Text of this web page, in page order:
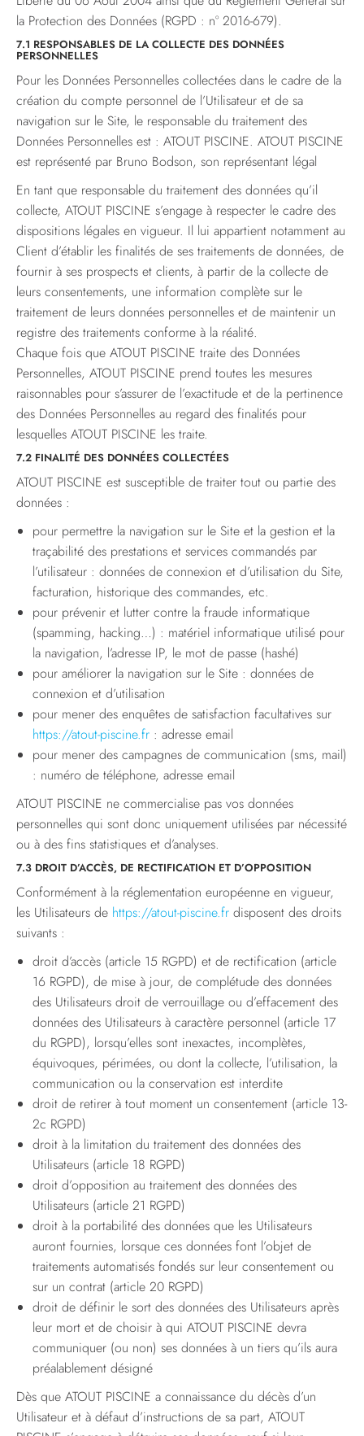
la Protection des Données (RGPD : n° 2016-679).
7.1 RESPONSABLES DE LA COLLECTE DES DONNÉES
PERSONNELLES
Pour les Données Personnelles collectées dans le cadre de la
création du compte personnel de l’Utilisateur et de sa
navigation sur le Site, le responsable du traitement des
Données Personnelles est : ATOUT PISCINE. ATOUT PISCINE
est représenté par Bruno Bodson, son représentant légal
En tant que responsable du traitement des données qu’il
collecte, ATOUT PISCINE s’engage à respecter le cadre des
dispositions légales en vigueur. Il lui appartient notamment au
Client d’établir les finalités de ses traitements de données, de
fournir à ses prospects et clients, à partir de la collecte de
leurs consentements, une information complète sur le
traitement de leurs données personnelles et de maintenir un
registre des traitements conforme à la réalité.
Chaque fois que ATOUT PISCINE traite des Données
Personnelles, ATOUT PISCINE prend toutes les mesures
raisonnables pour s’assurer de l’exactitude et de la pertinence
des Données Personnelles au regard des finalités pour
lesquelles ATOUT PISCINE les traite.
7.2 FINALITÉ DES DONNÉES COLLECTÉES
ATOUT PISCINE est susceptible de traiter tout ou partie des
données :
pour permettre la navigation sur le Site et la gestion et la
traçabilité des prestations et services commandés par
l’utilisateur : données de connexion et d’utilisation du Site,
facturation, historique des commandes, etc.
pour prévenir et lutter contre la fraude informatique
(spamming, hacking…) : matériel informatique utilisé pour
la navigation, l’adresse IP, le mot de passe (hashé)
pour améliorer la navigation sur le Site : données de
connexion et d’utilisation
pour mener des enquêtes de satisfaction facultatives sur
https://atout-piscine.fr : adresse email
pour mener des campagnes de communication (sms, mail)
: numéro de téléphone, adresse email
ATOUT PISCINE ne commercialise pas vos données
personnelles qui sont donc uniquement utilisées par nécessité
ou à des fins statistiques et d’analyses.
7.3 DROIT D’ACCÈS, DE RECTIFICATION ET D’OPPOSITION
Conformément à la réglementation européenne en vigueur,
les Utilisateurs de https://atout-piscine.fr disposent des droits
suivants :
droit d’accès (article 15 RGPD) et de rectification (article
16 RGPD), de mise à jour, de complétude des données
des Utilisateurs droit de verrouillage ou d’effacement des
données des Utilisateurs à caractère personnel (article 17
du RGPD), lorsqu’elles sont inexactes, incomplètes,
équivoques, périmées, ou dont la collecte, l’utilisation, la
communication ou la conservation est interdite
droit de retirer à tout moment un consentement (article 13-
2c RGPD)
droit à la limitation du traitement des données des
Utilisateurs (article 18 RGPD)
droit d’opposition au traitement des données des
Utilisateurs (article 21 RGPD)
droit à la portabilité des données que les Utilisateurs
auront fournies, lorsque ces données font l’objet de
traitements automatisés fondés sur leur consentement ou
sur un contrat (article 20 RGPD)
droit de définir le sort des données des Utilisateurs après
leur mort et de choisir à qui ATOUT PISCINE devra
communiquer (ou non) ses données à un tiers qu’ils aura
préalablement désigné
Dès que ATOUT PISCINE a connaissance du décès d’un
Utilisateur et à défaut d’instructions de sa part, ATOUT